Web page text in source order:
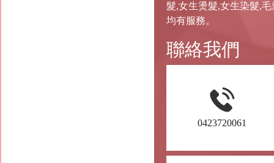
髮,女生燙髮,女生染髮,
均有服務。
聯絡我們
0423720061